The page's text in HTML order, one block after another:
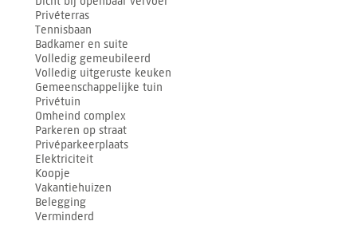
Privéterras
Tennisbaan
Badkamer en suite
Volledig gemeubileerd
Volledig uitgeruste keuken
Gemeenschappelijke tuin
Privétuin
Omheind complex
Parkeren op straat
Privéparkeerplaats
Elektriciteit
Koopje
Vakantiehuizen
Belegging
Verminderd